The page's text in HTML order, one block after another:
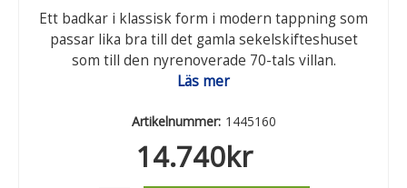
Ett badkar i klassisk form i modern tappning som
passar lika bra till det gamla sekelskifteshuset
som till den nyrenoverade 70-tals villan.
Läs mer
Artikelnummer: 1445160
14.740kr